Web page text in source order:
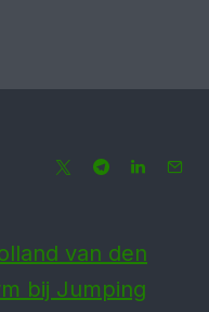
van den
bij Jumping